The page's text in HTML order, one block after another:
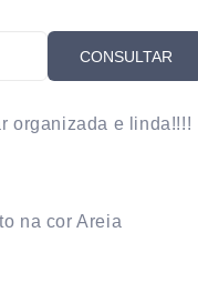
CONSULTAR
organizada e linda!!!!
na cor Areia